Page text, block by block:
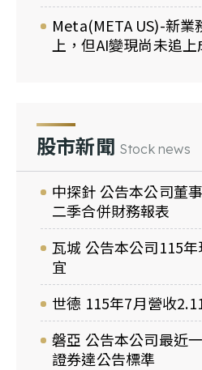
Meta(META US)-新業
上，但AI變現尚未追
股市新聞 Stock news
中探針 公告本公司董
二季合併財務報表
瓦城 公告本公司115
宜
世德 115年7月營收
磐亞 公告本公司最近
證券達公告標準